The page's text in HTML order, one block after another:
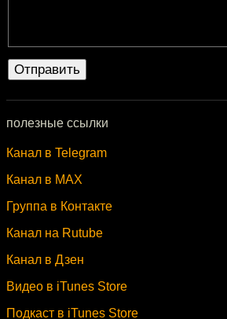
полезные ссылки
Канал в Telegram
Канал в MAX
Группа в Контакте
Канал на Rutube
Канал в Дзен
Видео в iTunes Store
Подкаст в iTunes Store